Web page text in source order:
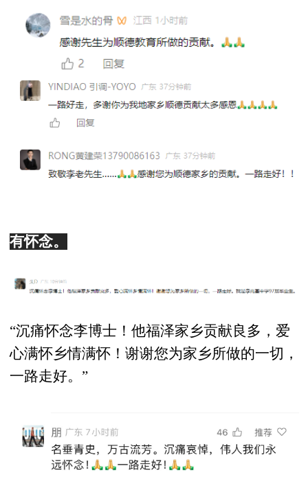
有怀念。
“沉痛怀念李博士！他福泽家乡贡献良多，爱
心满怀乡情满怀！谢谢您为家乡所做的一切，
一路走好。”